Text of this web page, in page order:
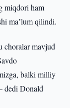
miqdori ham
maʼlum qilindi.
choralar mavjud
balki milliy
dedi Donald